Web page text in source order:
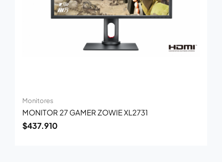
Monitores
MONITOR 27 GAMER ZOWIE XL2731
$437.910